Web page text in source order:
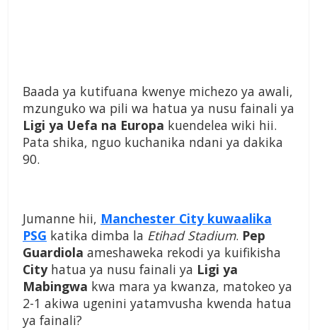
Baada ya kutifuana kwenye michezo ya awali,
mzunguko wa pili wa hatua ya nusu fainali ya
Ligi ya Uefa na Europa kuendelea wiki hii.
Pata shika, nguo kuchanika ndani ya dakika
90.
Jumanne hii, Manchester City kuwaalika
PSG katika dimba la Etihad Stadium. Pep
Guardiola ameshaweka rekodi ya kuifikisha
Cityhatua ya nusu fainali ya Ligi ya
Mabingwa kwa mara ya kwanza, matokeo ya
2-1 akiwa ugenini yatamvusha kwenda hatua
ya fainali?